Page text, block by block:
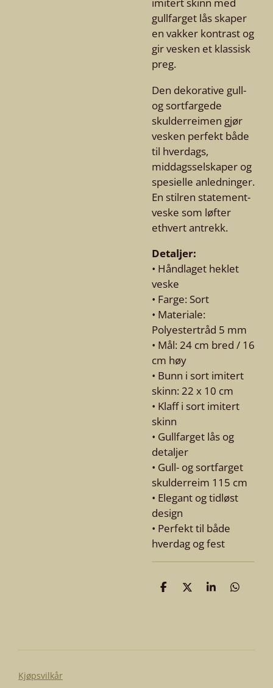
gullfarget lås skaper
en vakker kontrast og
gir vesken et klassisk
preg.
Den dekorative gull-
og sortfargede
skulderreimen gjør
vesken perfekt både
til hverdags,
middagsselskaper og
spesielle anledninger.
En stilren statement-
veske som løfter
ethvert antrekk.
Detaljer:
• Håndlaget heklet
veske
• Farge: Sort
• Materiale:
Polyestertråd 5 mm
• Mål: 24 cm bred / 16
cm høy
• Bunn i sort imitert
skinn: 22 x 10 cm
• Klaff i sort imitert
skinn
• Gullfarget lås og
detaljer
• Gull- og sortfarget
skulderreim 115 cm
• Elegant og tidløst
design
• Perfekt til både
hverdag og fest
D
D
D
D
Kjøpsvilkår